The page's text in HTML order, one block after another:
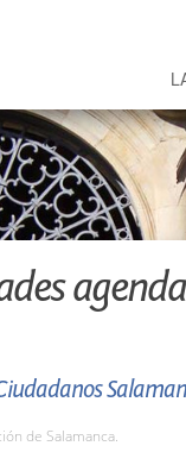
de Salamanca.